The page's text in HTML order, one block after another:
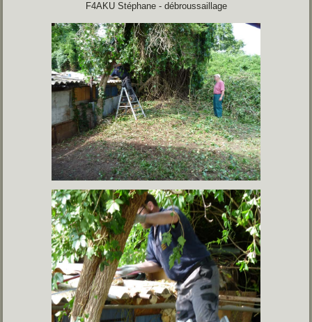
F4AKU Stéphane - débroussaillage